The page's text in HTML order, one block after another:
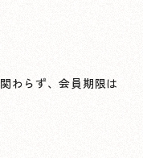
わらず、会員期限は